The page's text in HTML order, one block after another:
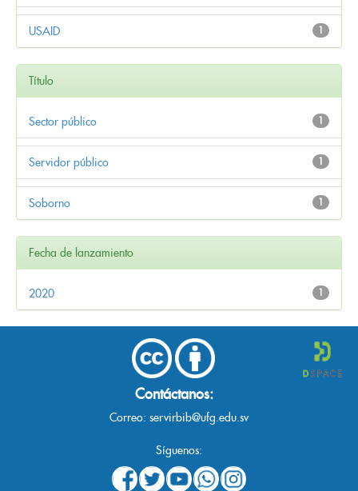
1
USAID
Título
1
Sector público
1
Servidor público
1
Soborno
Fecha de lanzamiento
1
2020
Contáctanos:
Correo: servirbib@ufg.edu.sv
Síguenos: